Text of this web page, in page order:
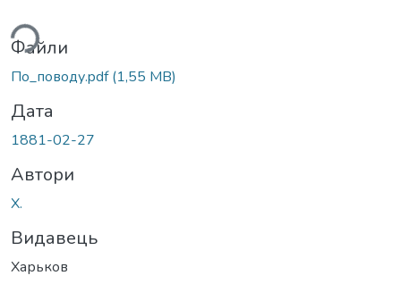
Файли
По_поводу.pdf(1,55 MB)
Дата
1881-02-27
Автори
Х.
Видавець
Харьков